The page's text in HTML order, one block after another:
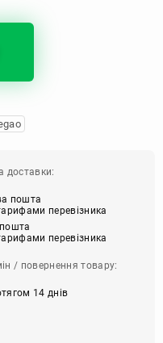
доставки:
пошта
перевізника
перевізника
/ повернення товару:
14 днів